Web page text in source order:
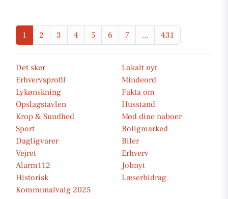
1 2 3 4 5 6 7 ... 431
Det sker
Lokalt nyt
Erhvervsprofil
Mindeord
Lykønskning
Fakta om
Opslagstavlen
Husstand
Krop & Sundhed
Mød dine naboer
Sport
Boligmarked
Dagligvarer
Biler
Vejret
Erhverv
Alarm112
Jobnyt
Historisk
Læserbidrag
Kommunalvalg 2025